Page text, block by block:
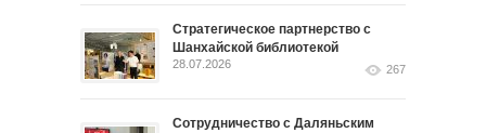
Стратегическое партнерство с
Шанхайской библиотекой
28.07.2026 267
Сотрудничество с Даляньским